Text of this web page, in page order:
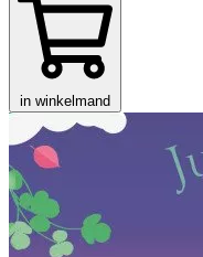
in winkelmand